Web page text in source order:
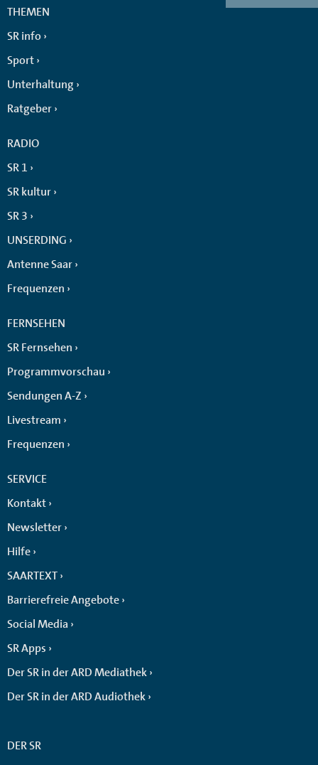
THEMEN
SR info
Sport
Unterhaltung
Ratgeber
RADIO
SR 1
SR kultur
SR 3
UNSERDING
Antenne Saar
Frequenzen
FERNSEHEN
SR Fernsehen
Programmvorschau
Sendungen A-Z
Livestream
Frequenzen
SERVICE
Kontakt
Newsletter
Hilfe
SAARTEXT
Barrierefreie Angebote
Social Media
SR Apps
Der SR in der ARD Mediathek
Der SR in der ARD Audiothek
DER SR